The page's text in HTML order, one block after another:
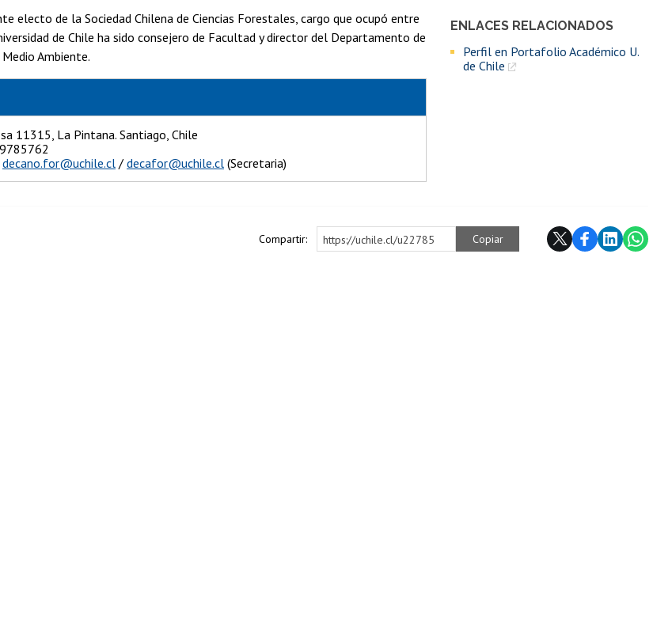
ENLACES RELACIONADOS
Perfil en Portafolio Académico U.
de Chile
electo de la Sociedad Chilena de Ciencias Forestales, cargo que ocupó entre
de Chile ha sido consejero de Facultad y director del Departamento de
Ambiente.
11315, La Pintana. Santiago, Chile
decano.for@uchile.cl / decafor@uchile.cl (Secretaria)
Compartir: https://uchile.cl/u22785 Copiar